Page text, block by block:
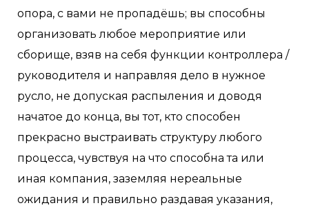
опора, с вами не пропадёшь; вы способны
организовать любое мероприятие или
сборище, взяв на себя функции контроллера /
руководителя и направляя дело в нужное
русло, не допуская распыления и доводя
начатое до конца, вы тот, кто способен
прекрасно выстраивать структуру любого
процесса, чувствуя на что способна та или
иная компания, заземляя нереальные
ожидания и правильно раздавая указания,